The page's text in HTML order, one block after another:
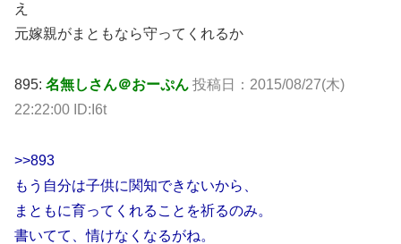
え
元嫁親がまともなら守ってくれるか
895: 名無しさん＠おーぷん 投稿日：2015/08/27(木)
22:22:00 ID:I6t
>>893
もう自分は子供に関知できないから、
まともに育ってくれることを祈るのみ。
書いてて、情けなくなるがね。